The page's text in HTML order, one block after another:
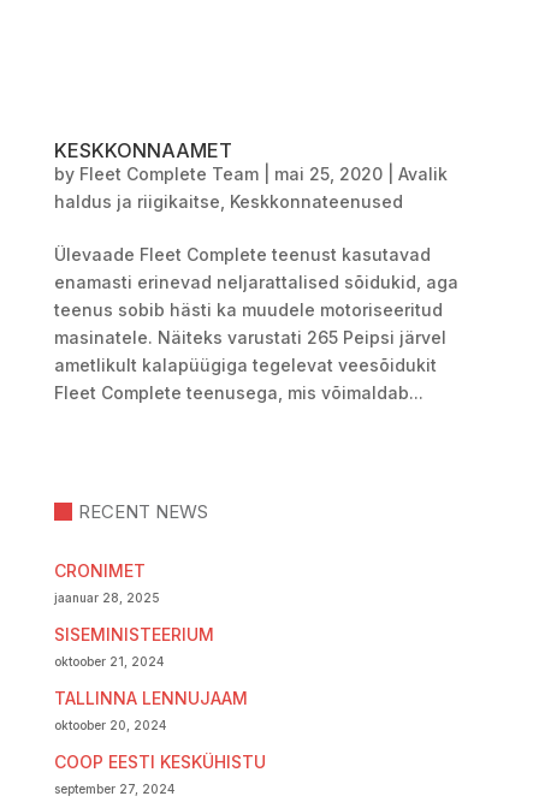
KESKKONNAAMET
by Fleet Complete Team| mai 25, 2020| Avalik
haldus ja riigikaitse Keskkonnateenused
Ülevaade Fleet Complete teenust kasutavad
enamasti erinevad neljarattalised sõidukid, aga
teenus sobib hästi ka muudele motoriseeritud
masinatele. Näiteks varustati 265 Peipsi järvel
ametlikult kalapüügiga tegelevat veesõidukit
Fleet Complete teenusega, mis võimaldab...
RECENT NEWS
CRONIMET
jaanuar 28, 2025
SISEMINISTEERIUM
oktoober 21, 2024
TALLINNA LENNUJAAM
oktoober 20, 2024
COOP EESTI KESKÜHISTU
september 27, 2024